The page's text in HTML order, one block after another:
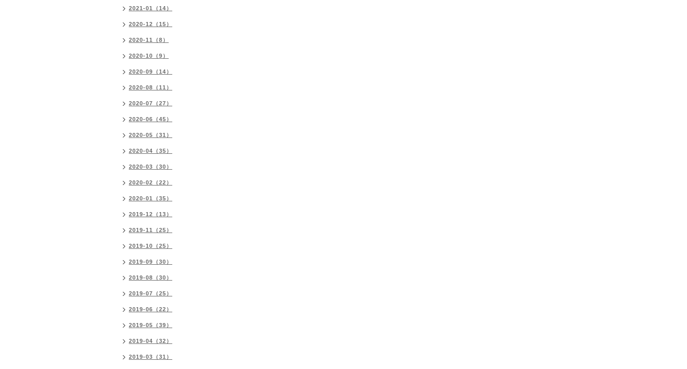
2021-01（14）
2020-12（15）
2020-11（8）
2020-10（9）
2020-09（14）
2020-08（11）
2020-07（27）
2020-06（45）
2020-05（31）
2020-04（35）
2020-03（30）
2020-02（22）
2020-01（35）
2019-12（13）
2019-11（25）
2019-10（25）
2019-09（30）
2019-08（30）
2019-07（25）
2019-06（22）
2019-05（39）
2019-04（32）
2019-03（31）